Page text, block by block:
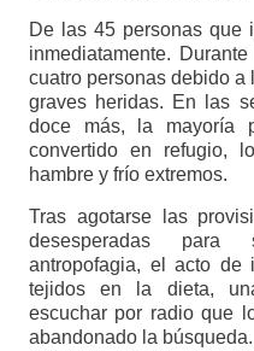
De las 45 personas que
inmediatamente.
cuatro personas debido a
graves heridas. En las
doce más, la mayoría
convertido en refugio,
hambre y frío extremos.
Tras agotarse las
desesperadas para
antropofagia, el acto de
tejidos en la dieta,
escuchar por radio que
abandonado la